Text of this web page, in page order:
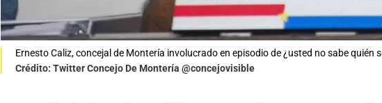
Ernesto Caliz, concejal de Montería involucrado en episodio de ¿usted no sabe quién
Crédito: Twitter Concejo De Montería ‏@concejovisible